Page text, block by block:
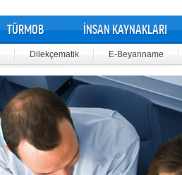
TÜRMOB İNSAN KAYNAKLARI
Dilekçematik E-Beyanname